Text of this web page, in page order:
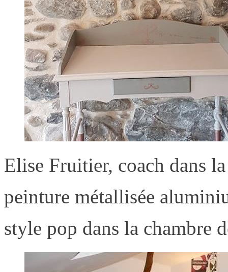
Elise Fruitier, coach dans
peinture métallisée
style pop dans la chambre